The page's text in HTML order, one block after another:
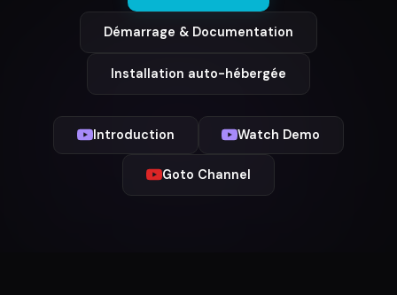
Démarrage & Documentation
Installation auto-hébergée
Introduction Watch Demo
Goto Channel